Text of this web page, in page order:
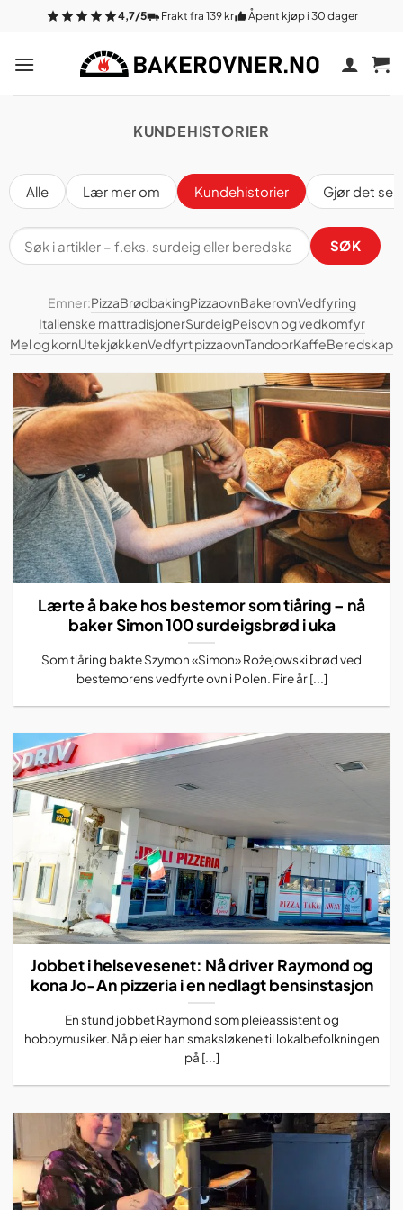
innhold
4,7/5 Frakt fra 139 kr Åpent kjøp i 30 dager
KUNDEHISTORIER
Alle Lær mer om Kundehistorier Gjør det selv
SØK
Emner:PizzaBrødbakingPizzaovnBakerovnVedfyring
Italienske mattradisjonerSurdeigPeisovn og vedkomfyr
Mel og kornUtekjøkkenVedfyrt pizzaovnTandoorKaffeBeredskap
Lærte å bake hos bestemor som tiåring – nå
baker Simon 100 surdeigsbrød i uka
Som tiåring bakte Szymon «Simon» Rożejowski brød ved
bestemorens vedfyrte ovn i Polen. Fire år [...]
Jobbet i helsevesenet: Nå driver Raymond og
kona Jo-An pizzeria i en nedlagt bensinstasjon
En stund jobbet Raymond som pleieassistent og
hobbymusiker. Nå pleier han smaksløkene til lokalbefolkningen
på [...]